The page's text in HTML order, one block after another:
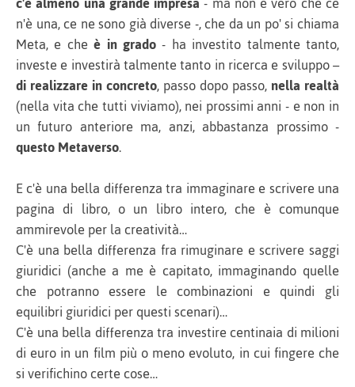
n'è una, ce ne sono già diverse -, che da un po' si chiama
Meta, e cheè in grado - ha investito talmente tanto,
investe e investirà talmente tanto in ricerca e sviluppo –
di realizzare in concreto, passo dopo passo,nella realtà
(nella vita che tutti viviamo), nei prossimi anni - e non in
un futuro anteriore ma, anzi, abbastanza prossimo -
questo Metaverso.
E c'è una bella differenza tra immaginare e scrivere una
pagina di libro, o un libro intero, che è comunque
ammirevole per la creatività…
C'è una bella differenza fra rimuginare e scrivere saggi
giuridici (anche a me è capitato, immaginando quelle
che potranno essere le combinazioni e quindi gli
equilibri giuridici per questi scenari)…
C'è una bella differenza tra investire centinaia di milioni
di euro in un film più o meno evoluto, in cui fingere che
si verifichino certe cose…